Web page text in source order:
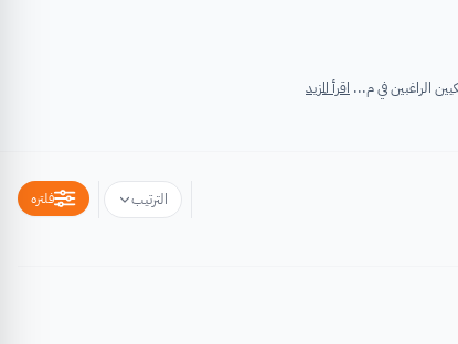
اقرأ المزيد
الترتيب فلتره